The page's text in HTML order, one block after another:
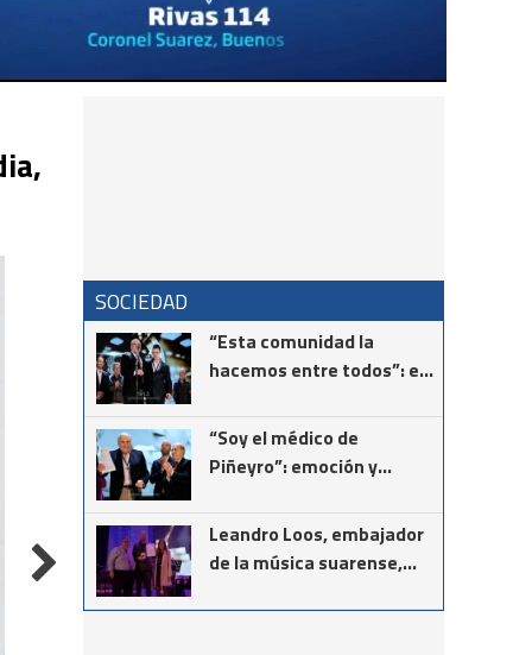
SOCIEDAD
“Esta comunidad la
hacemos entre todos”: el
Ricardo Moccero en la
Noche de Gala
“Soy el médico de
Piñeyro”: emoción y
reconocimiento al Dr.
Néstor Giménez
Leandro Loos, embajador
de la música suarense,
Destacado Cultural 2026